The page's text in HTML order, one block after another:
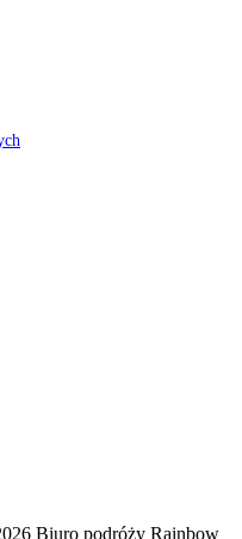
Biuro podróży Rainbow